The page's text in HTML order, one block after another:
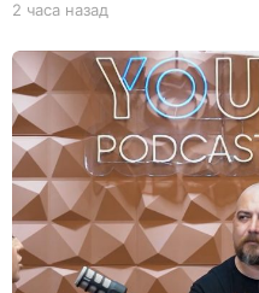
2 часа назад
н
я
н
а
з
а
д